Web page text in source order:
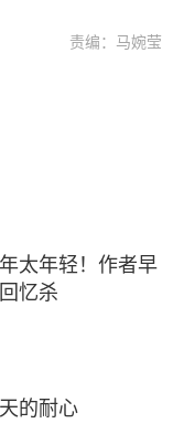
责编：马婉莹
太年轻！作者早
忆杀
的耐心